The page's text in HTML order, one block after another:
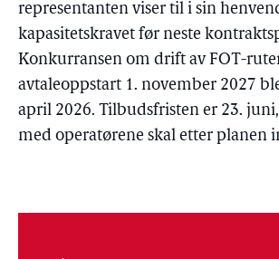
representanten viser til i sin
kapasitetskravet før neste
Konkurransen om drift av FOT-
avtaleoppstart 1. november 2027
april 2026. Tilbudsfristen er 23.
med operatørene skal etter planen